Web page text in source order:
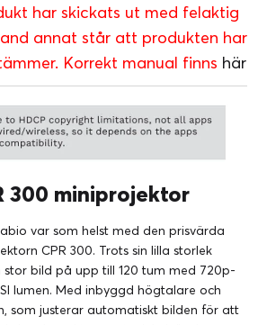
har skickats ut med felaktig
annat står att produkten har
Korrekt manual finns här
300 miniprojektor
var som helst med den prisvärda
CPR 300. Trots sin lilla storlek
bild på upp till 120 tum med 720p-
lumen. Med inbyggd högtalare och
som justerar automatiskt bilden för att